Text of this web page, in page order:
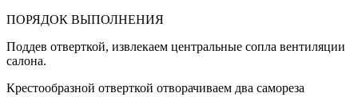
ПОРЯДОК ВЫПОЛНЕНИЯ
Поддев отверткой, извлекаем центральные сопла вентиляции
салона.
Крестообразной отверткой отворачиваем два самореза